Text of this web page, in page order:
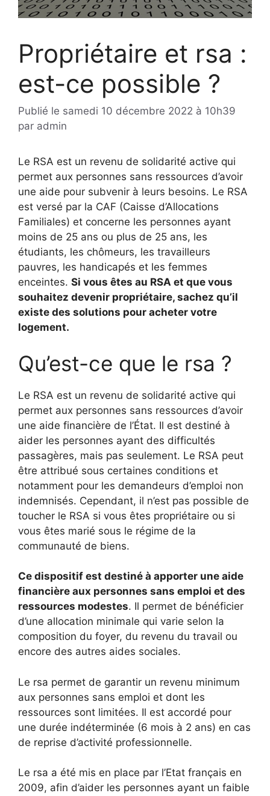
Propriétaire et rsa :
est-ce possible ?
Publié le samedi 10 décembre 2022 à 10h39
par admin
Le RSA est un revenu de solidarité active qui
permet aux personnes sans ressources d’avoir
une aide pour subvenir à leurs besoins. Le RSA
est versé par la CAF (Caisse d’Allocations
Familiales) et concerne les personnes ayant
moins de 25 ans ou plus de 25 ans, les
étudiants, les chômeurs, les travailleurs
pauvres, les handicapés et les femmes
enceintes. Si vous êtes au RSA et que vous
souhaitez devenir propriétaire, sachez qu’il
existe des solutions pour acheter votre
logement.
Qu’est-ce que le rsa ?
Le RSA est un revenu de solidarité active qui
permet aux personnes sans ressources d’avoir
une aide financière de l’État. Il est destiné à
aider les personnes ayant des difficultés
passagères, mais pas seulement. Le RSA peut
être attribué sous certaines conditions et
notamment pour les demandeurs d’emploi non
indemnisés. Cependant, il n’est pas possible de
toucher le RSA si vous êtes propriétaire ou si
vous êtes marié sous le régime de la
communauté de biens.
Ce dispositif est destiné à apporter une aide
financière aux personnes sans emploi et des
ressources modestes. Il permet de bénéficier
d’une allocation minimale qui varie selon la
composition du foyer, du revenu du travail ou
encore des autres aides sociales.
Le rsa permet de garantir un revenu minimum
aux personnes sans emploi et dont les
ressources sont limitées. Il est accordé pour
une durée indéterminée (6 mois à 2 ans) en cas
de reprise d’activité professionnelle.
Le rsa a été mis en place par l’Etat français en
2009, afin d’aider les personnes ayant un faible